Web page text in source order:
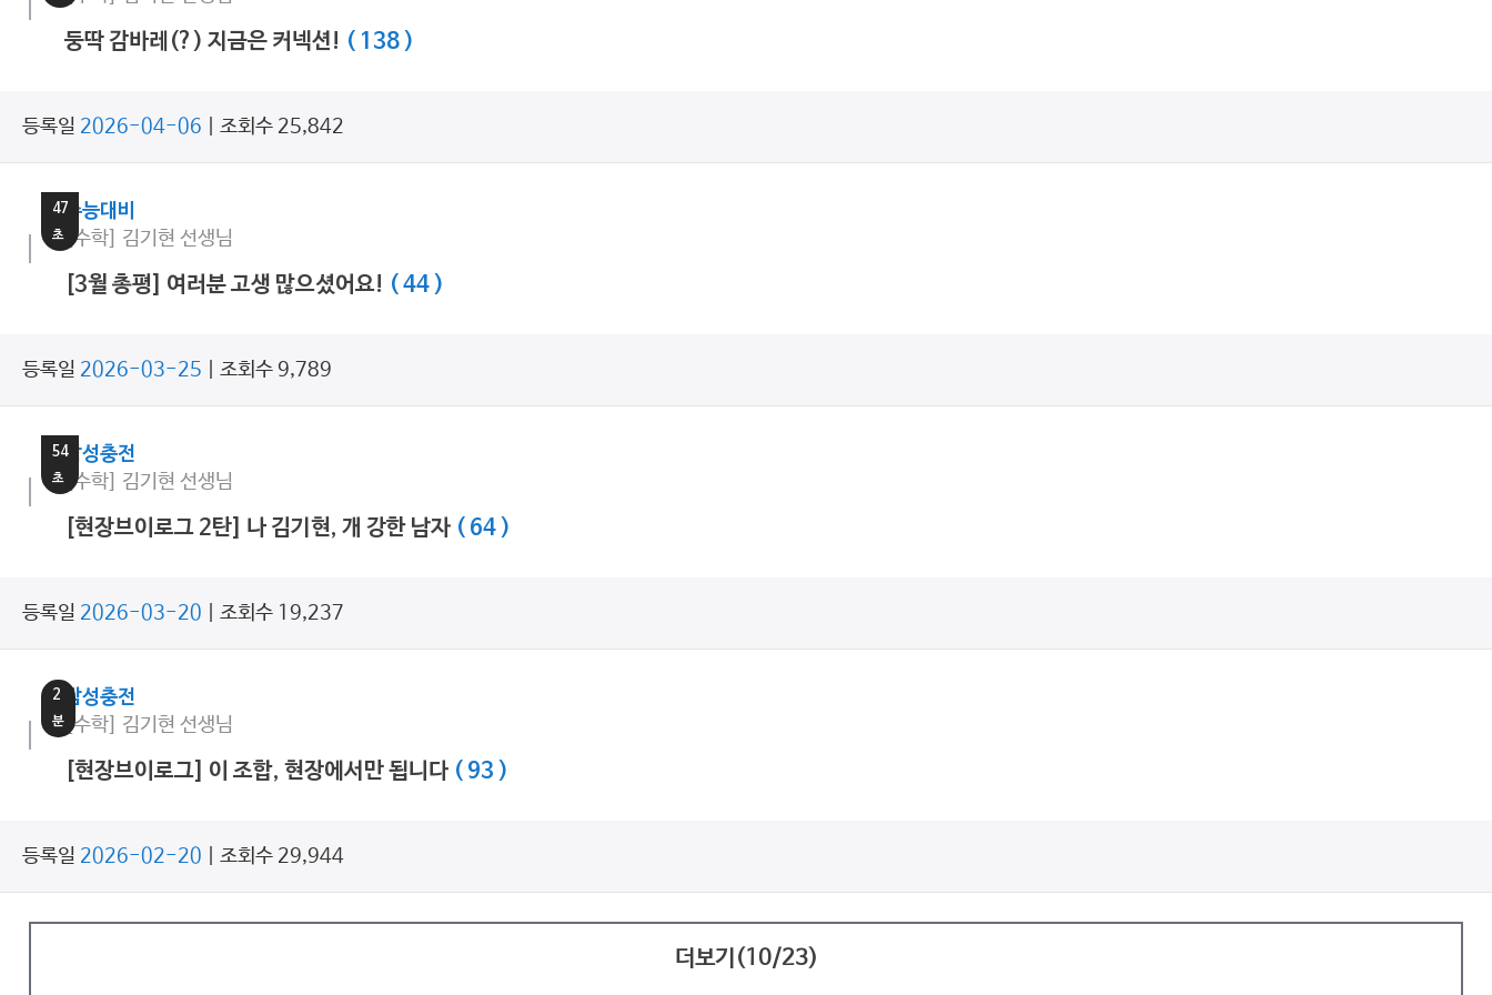
둥딱 감바레(?) 지금은 커넥션! ( 138 )
등록일 2026-04-06 | 조회수 25,842
47
초
수능대비
[수학] 김기현 선생님
[3월 총평] 여러분 고생 많으셨어요! ( 44 )
등록일 2026-03-25 | 조회수 9,789
54
초
감성충전
[수학] 김기현 선생님
[현장브이로그 2탄] 나 김기현, 개 강한 남자 ( 64 )
등록일 2026-03-20 | 조회수 19,237
2
분
감성충전
[수학] 김기현 선생님
[현장브이로그] 이 조합, 현장에서만 됩니다 ( 93 )
등록일 2026-02-20 | 조회수 29,944
더보기(10/23)